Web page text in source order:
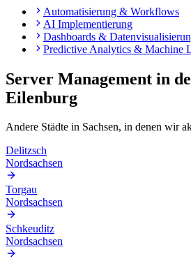
Automatisierung & Workflows
AI Implementierung
Dashboards &
Predictive Analytics & Machine
Server Management in
Eilenburg
Andere Städte in Sachsen, in denen wir
Delitzsch
Nordsachsen
Torgau
Nordsachsen
Schkeuditz
Nordsachsen